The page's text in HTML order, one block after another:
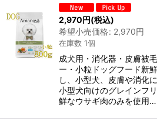
2,970円(税込)
希望小売価格: 2,970円
在庫数 1個
成犬用・消化器・皮膚被
ー・小粒ドッグフード新
し、小型犬、皮膚や消化
小型犬向けのグレインフ
鮮なウサギ肉のみを使用…